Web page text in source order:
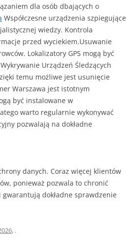
dla osób dbających o
Współczesne urządzenia szpiegujące
wiedzy. Kontrola
przed wyciekiem.Usuwanie
Lokalizatory GPS mogą być
Urządzeń Śledzących
temu możliwe jest usunięcie
Warszawa jest istotnym
być instalowane w
warto regularnie wykonywać
pozwalają na dokładne
danych. Coraz więcej klientów
ponieważ pozwala to chronić
dokładne sprawdzenie
, .